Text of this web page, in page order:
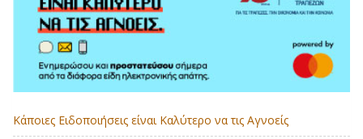
Κάποιες Ειδοποιήσεις είναι Καλύτερο να τις Αγνοείς